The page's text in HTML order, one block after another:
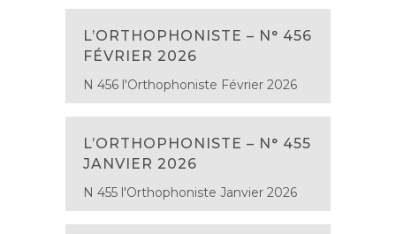
L’ORTHOPHONISTE – N° 456
FÉVRIER 2026
N 456 l'Orthophoniste Février 2026
L’ORTHOPHONISTE – N° 455
JANVIER 2026
N 455 l'Orthophoniste Janvier 2026